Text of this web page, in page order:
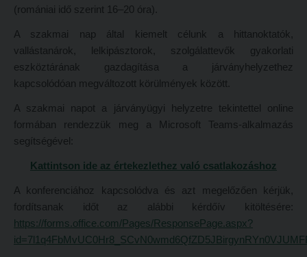
Nemzetközi mobilitás
Történeti áttekintés
Hasznos linkek
Református Pedagógiai Intézet
OKTATÁS
Budapesti képzési hely
Marosvásárhelyi képzési hely
Minőségbiztosítás
Oktatóink
Szabályzatok
Rektori utasítások
Határozatok
Nemzetközi mobilitás
OKTATÁS
(romániai idő szerint 16–20 óra).
A szakmai nap által kiemelt célunk a hittanoktatók,
vallástanárok, lelkipásztorok, szolgálattevők gyakorlati
eszköztárának gazdagítása a járványhelyzethez
kapcsolódóan megváltozott körülmények között.
A szakmai napot a járványügyi helyzetre tekintettel online
formában rendezzük meg a Microsoft Teams-alkalmazás
segítségével:
Kattintson ide az értekezlethez való csatlakozáshoz
A konferenciához kapcsolódva és azt megelőzően kérjük,
fordítsanak időt az alábbi kérdőív kitöltésére:
https://forms.office.com/Pages/ResponsePage.aspx?